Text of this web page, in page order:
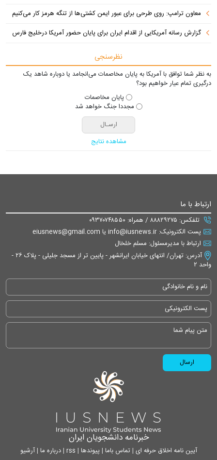
معاون ترامپ: روی طرحی برای عبور ایمن کشتی‌ها از تنگه هرمز کار می‌کنیم
گزارش رسانه آمریکایی از اقدام ایران برای پایان حضور آمریکا درخلیج فارس
نظرسنجی
به نظر شما توافق با آمریکا به پایان مخاصمات می‌انجامد یا دوباره شاهد یک
درگیری تمام عیار خواهیم بود؟
پایان مخاصمات
مجددا جنگ خواهد شد
مشاهده نتایج
ارتباط با ما
تلفکس: ۸۸۸۲۹۲۷۵ / همراه: ۰۹۳۷۰۷۴۸۵۵۰
پست الکترونیک: info@iusnews.ir یا eiusnews@gmail.com
ارتباط با مدیرمسئول: مسلم خلخال
آدرس: تهران/ انتهای خیابان ایرانشهر - پایین تر از مسجد جلیلی - پلاک ۲۶ -
واحد ۲
خبرنامه دانشجویان ایران
آیین نامه اخلاق حرفه ای | تماس باما | پیوندها |
rss
|درباره ما |آرشیو